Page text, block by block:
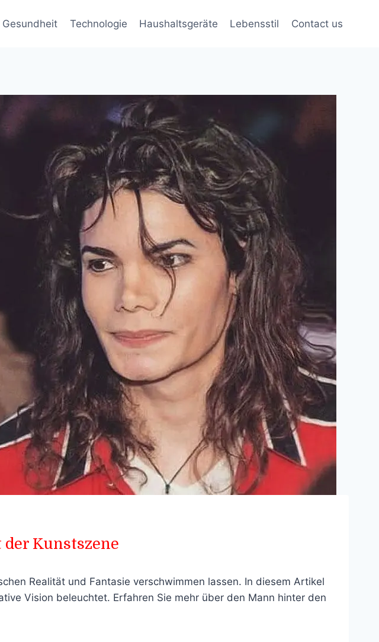
Gesundheit Technologie Haushaltsgeräte Lebensstil Contact us
der Kunstszene
Realität und Fantasie verschwimmen lassen. In diesem Artikel
Vision beleuchtet. Erfahren Sie mehr über den Mann hinter den